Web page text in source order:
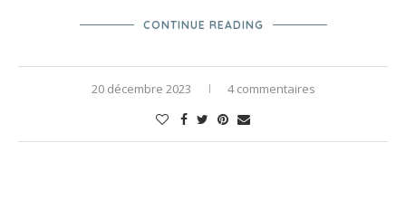
CONTINUE READING
20 décembre 2023 4 commentaires